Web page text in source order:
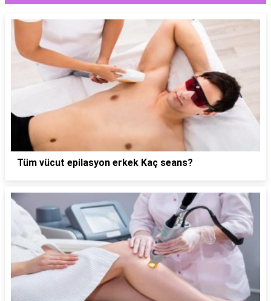
Tüm vücut epilasyon erkek Kaç seans?